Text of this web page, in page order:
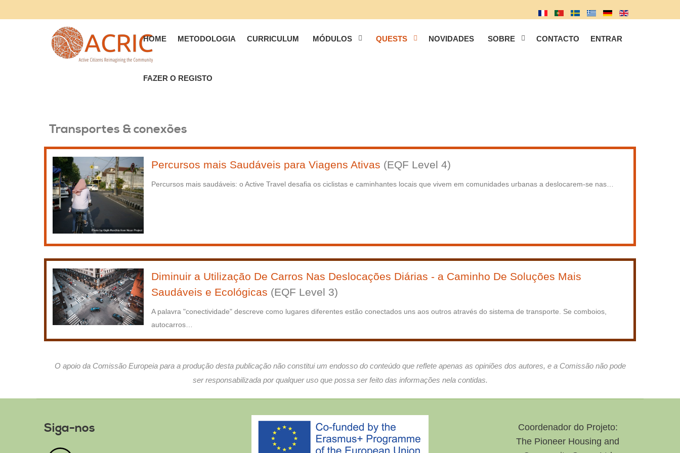
HOME METODOLOGIA CURRICULUM MÓDULOS QUESTS NOVIDADES SOBRE CONTACTO ENTRAR
FAZER O REGISTO
Transportes & conexões
Percursos mais Saudáveis para Viagens Ativas (EQF Level 4)
Percursos mais saudáveis: o Active Travel desafia os ciclistas e caminhantes locais que vivem em comunidades urbanas a deslocarem-se nas…
Diminuir a Utilização De Carros Nas Deslocações Diárias - a Caminho De Soluções Mais
Saudáveis e Ecológicas (EQF Level 3)
A palavra "conectividade" descreve como lugares diferentes estão conectados uns aos outros através do sistema de transporte. Se comboios,
autocarros…
O apoio da Comissão Europeia para a produção desta publicação não constitui um endosso do conteúdo que reflete apenas as opiniões dos autores, e a Comissão não pode
ser responsabilizada por qualquer uso que possa ser feito das informações nela contidas.
Siga-nos
Coordenador do Projeto:
The Pioneer Housing and